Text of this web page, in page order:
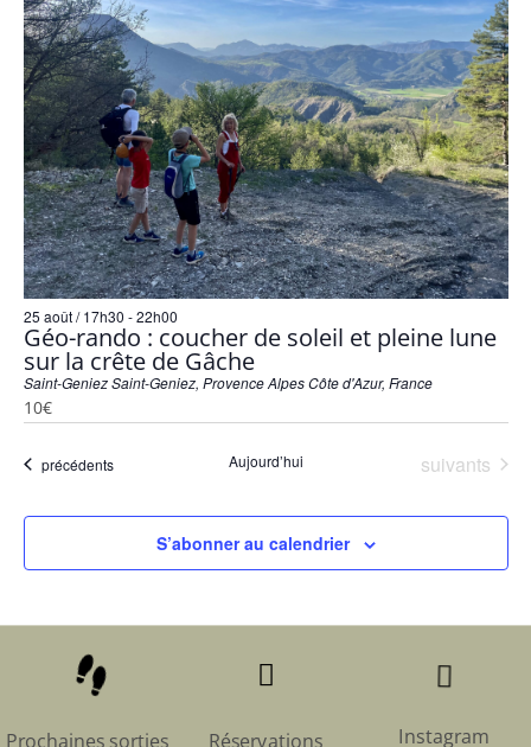
25 août / 17h30 -22h00
Géo-rando : coucher de soleil et pleine lune
sur la crête de Gâche
Saint-GeniezSaint-Geniez, Provence Alpes Côte d'Azur, France
10€
Évènements
précédents Aujourd’hui Évènements
suivants
S’abonner au calendrier

Prochaines sorties

Réservations

Instagram